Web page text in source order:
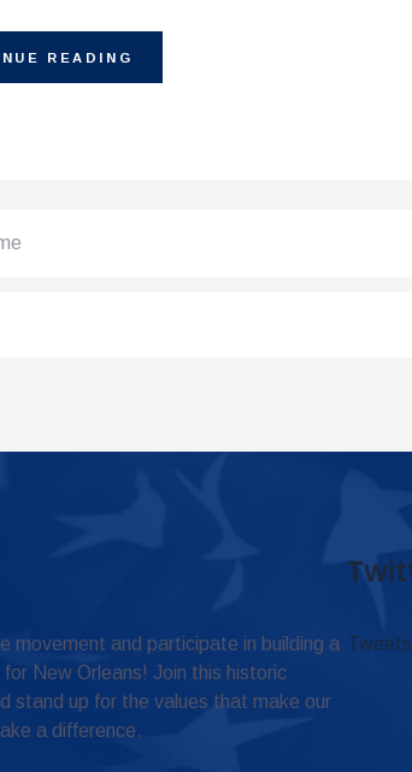
READING
movement and participate in building a
New Orleans! Join this historic
stand up for the values that make our
a difference.